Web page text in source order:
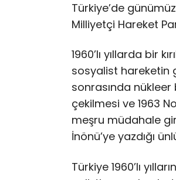
Türkiye’de
Milliyetçi Hareket
1960’lı yıllarda bir
sosyalist hareketin
sonrasında nükleer
çekilmesi ve 1963
meşru müdahale
İnönü’ye yazdığı
Türkiye 1960’lı